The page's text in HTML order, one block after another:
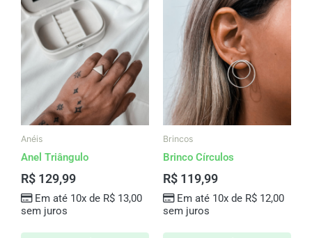
Anéis
Anel Triângulo
R$ 129,99
Em até 10x de R$13,00
sem juros
Este
produto
tem
várias
variantes.
As
opções
podem
do
Brincos
Brinco Círculos
R$ 119,99
Em até 10x de R$12,00
sem juros